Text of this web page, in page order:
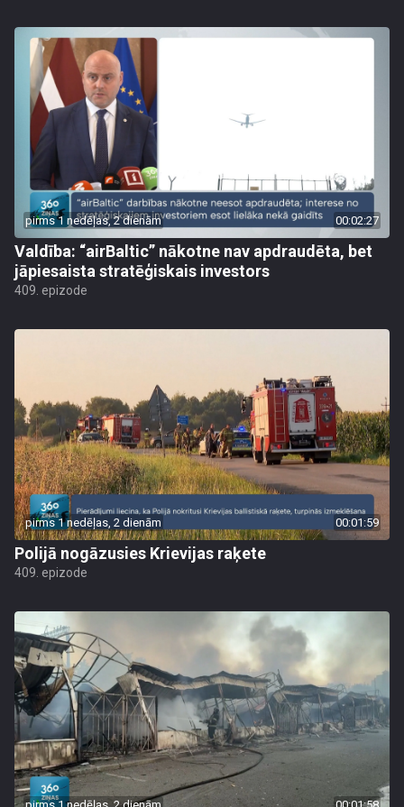
pirms 1 nedēļas, 2 dienām 00:02:27
Valdība: “airBaltic” nākotne nav apdraudēta, bet
jāpiesaista stratēģiskais investors
409. epizode
pirms 1 nedēļas, 2 dienām 00:01:59
Polijā nogāzusies Krievijas raķete
409. epizode